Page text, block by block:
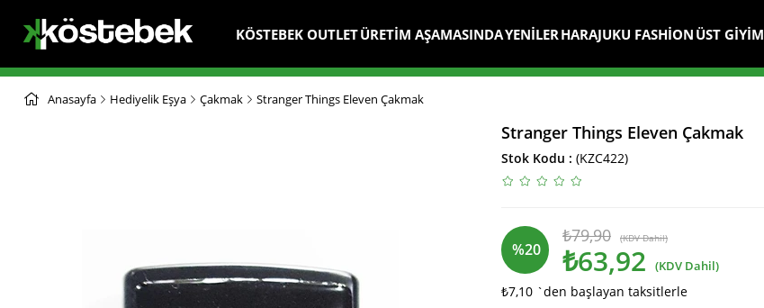
KÖSTEBEK OUTLETÜRETİM AŞAMASINDAYENİLER HARAJUKU FASHİON ÜST GİYİM
Anasayfa Hediyelik Eşya Çakmak Stranger Things Eleven Çakmak
Stranger Things Eleven Çakmak
Stok Kodu (KZC422)
%20
İndirim
₺79,90 (KDV Dahil)
₺63,92 (KDV Dahil)
₺7,10 `den başlayan taksitlerle